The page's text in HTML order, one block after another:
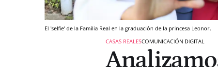
El 'selfie' de la Familia Real en la graduación de la princesa Leonor.
CASAS REALESCOMUNICACIÓN DIGITAL